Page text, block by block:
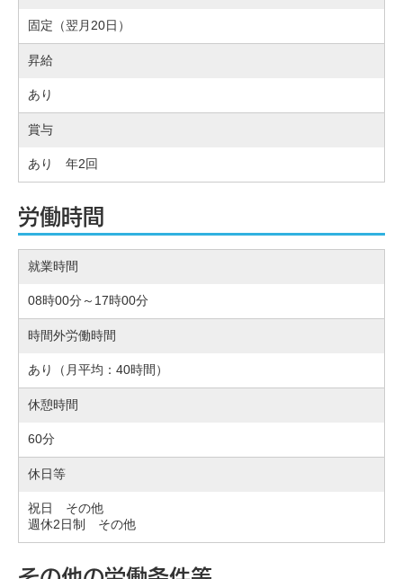
固定（翌月20日）
昇給
あり
賞与
あり 年2回
労働時間
就業時間
08時00分～17時00分
時間外労働時間
あり（月平均：40時間）
休憩時間
60分
休日等
祝日 その他
週休2日制 その他